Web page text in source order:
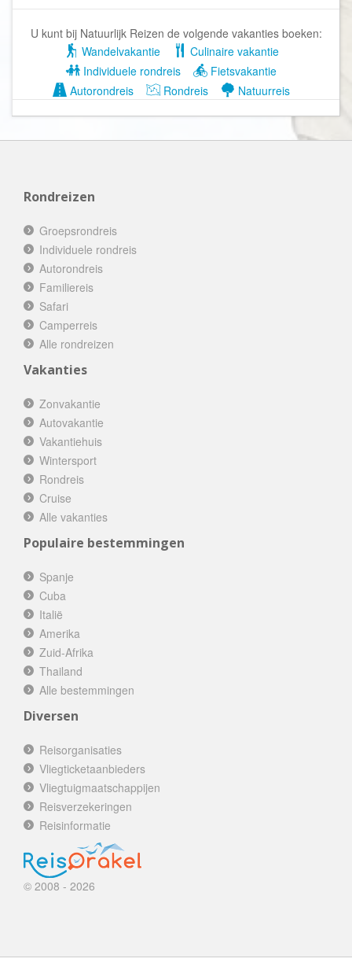
U kunt bij Natuurlijk Reizen de volgende vakanties boeken:
Wandelvakantie
Culinaire vakantie
Individuele rondreis
Fietsvakantie
Autorondreis
Rondreis Natuurreis
Rondreizen
Groepsrondreis
Individuele rondreis
Autorondreis
Familiereis
Safari
Camperreis
Alle rondreizen
Vakanties
Zonvakantie
Autovakantie
Vakantiehuis
Wintersport
Rondreis
Cruise
Alle vakanties
Populaire bestemmingen
Spanje
Cuba
Italië
Amerika
Zuid-Afrika
Thailand
Alle bestemmingen
Diversen
Reisorganisaties
Vliegticketaanbieders
Vliegtuigmaatschappijen
Reisverzekeringen
Reisinformatie
© 2008 - 2026